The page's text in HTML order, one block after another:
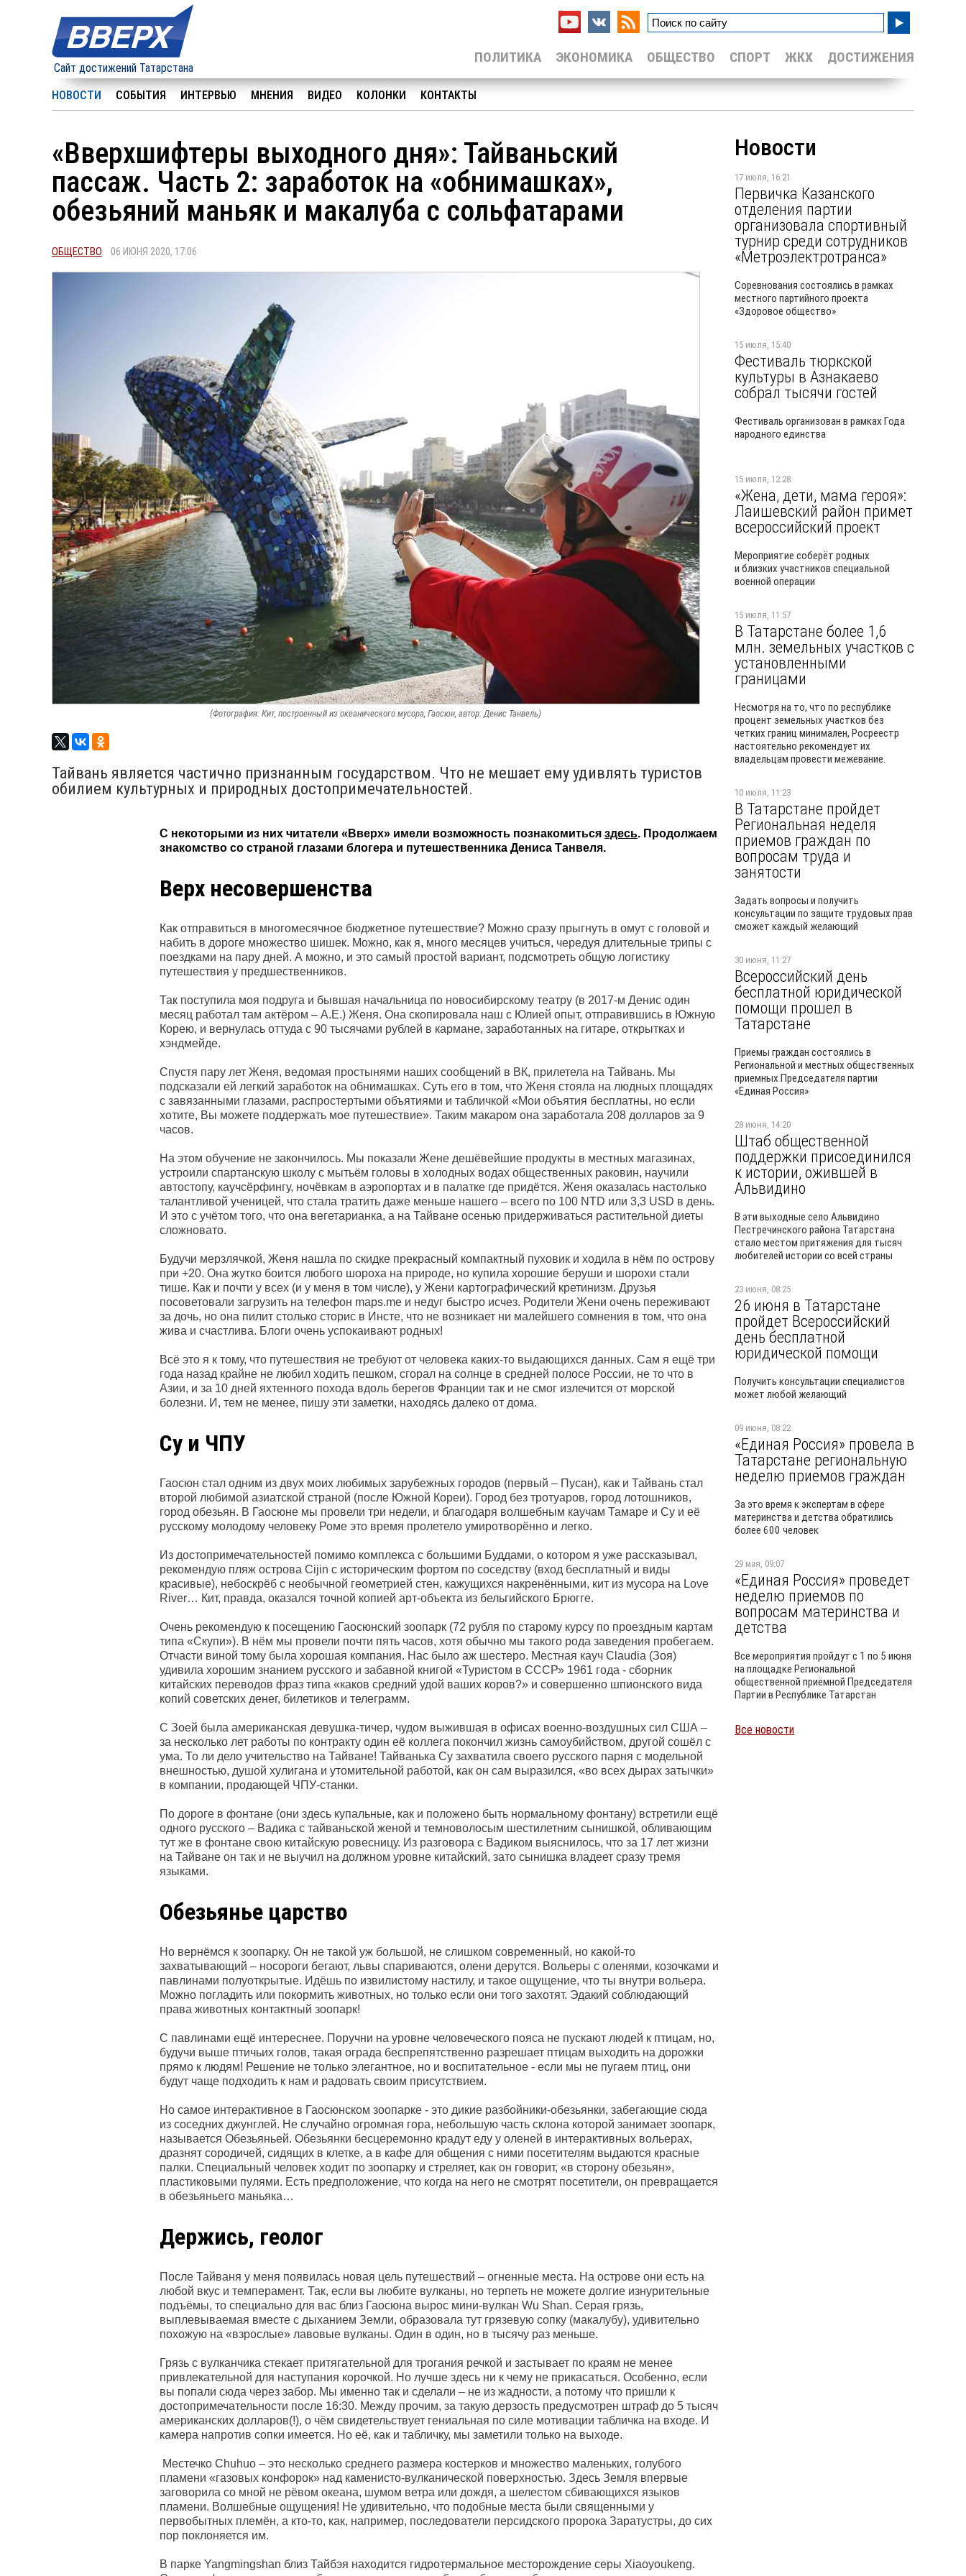
Сайт достижений Татарстана
ДОСТИЖЕНИЯ
ЖКХ
СПОРТ
ОБЩЕСТВО
ЭКОНОМИКА
ПОЛИТИКА
НОВОСТИ СОБЫТИЯ ИНТЕРВЬЮ МНЕНИЯ ВИДЕО КОЛОНКИ КОНТАКТЫ
«Вверхшифтеры выходного дня»: Тайваньский
пассаж. Часть 2: заработок на «обнимашках»,
обезьяний маньяк и макалуба с сольфатарами
ОБЩЕСТВО 06 ИЮНЯ 2020, 17:06
(Фотография: Кит, построенный из океанического мусора, Гаосюн, автор: Денис Танвель)
Тайвань является частично признанным государством. Что не мешает ему удивлять туристов
обилием культурных и природных достопримечательностей.
С некоторыми из них читатели «Вверх» имели возможность познакомиться здесь. Продолжаем
знакомство со страной глазами блогера и путешественника Дениса Танвеля.
Верх несовершенства
Как отправиться в многомесячное бюджетное путешествие? Можно сразу прыгнуть в омут с головой и
набить в дороге множество шишек. Можно, как я, много месяцев учиться, чередуя длительные трипы с
поездками на пару дней. А можно, и это самый простой вариант, подсмотреть общую логистику
путешествия у предшественников.
Так поступила моя подруга и бывшая начальница по новосибирскому театру (в 2017-м Денис один
месяц работал там актёром – А.Е.) Женя. Она скопировала наш с Юлией опыт, отправившись в Южную
Корею, и вернулась оттуда с 90 тысячами рублей в кармане, заработанных на гитаре, открытках и
хэндмейде.
Спустя пару лет Женя, ведомая простынями наших сообщений в ВК, прилетела на Тайвань. Мы
подсказали ей легкий заработок на обнимашках. Суть его в том, что Женя стояла на людных площадях
с завязанными глазами, распростертыми объятиями и табличкой «Мои объятия бесплатны, но если
хотите, Вы можете поддержать мое путешествие». Таким макаром она заработала 208 долларов за 9
часов.
На этом обучение не закончилось. Мы показали Жене дешёвейшие продукты в местных магазинах,
устроили спартанскую школу с мытьём головы в холодных водах общественных раковин, научили
автостопу, каучсёрфингу, ночёвкам в аэропортах и в палатке где придётся. Женя оказалась настолько
талантливой ученицей, что стала тратить даже меньше нашего – всего по 100 NTD или 3,3 USD в день.
И это с учётом того, что она вегетарианка, а на Тайване осенью придерживаться растительной диеты
сложновато.
Будучи мерзлячкой, Женя нашла по скидке прекрасный компактный пуховик и ходила в нём по острову
при +20. Она жутко боится любого шороха на природе, но купила хорошие беруши и шорохи стали
тише. Как и почти у всех (и у меня в том числе), у Жени картографический кретинизм. Друзья
посоветовали загрузить на телефон maps.me и недуг быстро исчез. Родители Жени очень переживают
за дочь, но она пилит столько сторис в Инсте, что не возникает ни малейшего сомнения в том, что она
жива и счастлива. Блоги очень успокаивают родных!
Всё это я к тому, что путешествия не требуют от человека каких-то выдающихся данных. Сам я ещё три
года назад крайне не любил ходить пешком, сгорал на солнце в средней полосе России, не то что в
Азии, и за 10 дней яхтенного похода вдоль берегов Франции так и не смог излечится от морской
болезни. И, тем не менее, пишу эти заметки, находясь далеко от дома.
Су и ЧПУ
Гаосюн стал одним из двух моих любимых зарубежных городов (первый – Пусан), как и Тайвань стал
второй любимой азиатской страной (после Южной Кореи). Город без тротуаров, город лотошников,
город обезьян. В Гаосюне мы провели три недели, и благодаря волшебным каучам Тамаре и Су и её
русскому молодому человеку Роме это время пролетело умиротворённо и легко.
Из достопримечательностей помимо комплекса с большими Буддами, о котором я уже рассказывал,
рекомендую пляж острова Cijin с историческим фортом по соседству (вход бесплатный и виды
красивые), небоскрёб с необычной геометрией стен, кажущихся накренёнными, кит из мусора на Love
River… Кит, правда, оказался точной копией арт-объекта из бельгийского Брюгге.
Очень рекомендую к посещению Гаосюнский зоопарк (72 рубля по старому курсу по проездным картам
типа «Скупи»). В нём мы провели почти пять часов, хотя обычно мы такого рода заведения пробегаем.
Отчасти виной тому была хорошая компания. Нас было аж шестеро. Местная кауч Claudia (Зоя)
удивила хорошим знанием русского и забавной книгой «Туристом в СССР» 1961 года - сборник
китайских переводов фраз типа «каков средний удой ваших коров?» и совершенно шпионского вида
копий советских денег, билетиков и телеграмм.
С Зоей была американская девушка-тичер, чудом выжившая в офисах военно-воздушных сил США –
за несколько лет работы по контракту один её коллега покончил жизнь самоубийством, другой сошёл с
ума. То ли дело учительство на Тайване! Тайванька Су захватила своего русского парня с модельной
внешностью, душой хулигана и утомительной работой, как он сам выразился, «во всех дырах затычки»
в компании, продающей ЧПУ-станки.
По дороге в фонтане (они здесь купальные, как и положено быть нормальному фонтану) встретили ещё
одного русского – Вадика с тайваньской женой и темноволосым шестилетним сынишкой, обливающим
тут же в фонтане свою китайскую ровесницу. Из разговора с Вадиком выяснилось, что за 17 лет жизни
на Тайване он так и не выучил на должном уровне китайский, зато сынишка владеет сразу тремя
языками.
Обезьянье царство
Но вернёмся к зоопарку. Он не такой уж большой, не слишком современный, но какой-то
захватывающий – носороги бегают, львы спариваются, олени дерутся. Вольеры с оленями, козочками и
павлинами полуоткрытые. Идёшь по извилистому настилу, и такое ощущение, что ты внутри вольера.
Можно погладить или покормить животных, но только если они того захотят. Эдакий соблюдающий
права животных контактный зоопарк!
С павлинами ещё интереснее. Поручни на уровне человеческого пояса не пускают людей к птицам, но,
будучи выше птичьих голов, такая ограда беспрепятственно разрешает птицам выходить на дорожки
прямо к людям! Решение не только элегантное, но и воспитательное - если мы не пугаем птиц, они
будут чаще подходить к нам и радовать своим присутствием.
Но самое интерактивное в Гаосюнском зоопарке - это дикие разбойники-обезьянки, забегающие сюда
из соседних джунглей. Не случайно огромная гора, небольшую часть склона которой занимает зоопарк,
называется Обезьяньей. Обезьянки бесцеремонно крадут еду у оленей в интерактивных вольерах,
дразнят сородичей, сидящих в клетке, а в кафе для общения с ними посетителям выдаются красные
палки. Специальный человек ходит по зоопарку и стреляет, как он говорит, «в сторону обезьян»,
пластиковыми пулями. Есть предположение, что когда на него не смотрят посетители, он превращается
в обезьяньего маньяка…
Держись, геолог
После Тайваня у меня появилась новая цель путешествий – огненные места. На острове они есть на
любой вкус и темперамент. Так, если вы любите вулканы, но терпеть не можете долгие изнурительные
подъёмы, то специально для вас близ Гаосюна вырос мини-вулкан Wu Shan. Серая грязь,
выплевываемая вместе с дыханием Земли, образовала тут грязевую сопку (макалубу), удивительно
похожую на «взрослые» лавовые вулканы. Один в один, но в тысячу раз меньше.
Грязь с вулканчика стекает притягательной для трогания речкой и застывает по краям не менее
привлекательной для наступания корочкой. Но лучше здесь ни к чему не прикасаться. Особенно, если
вы попали сюда через забор. Мы именно так и сделали – не из жадности, а потому что пришли к
достопримечательности после 16:30. Между прочим, за такую дерзость предусмотрен штраф до 5 тысяч
американских долларов(!), о чём свидетельствует гениальная по силе мотивации табличка на входе. И
камера напротив сопки имеется. Но её, как и табличку, мы заметили только на выходе.
Местечко Chuhuo – это несколько среднего размера костерков и множество маленьких, голубого
пламени «газовых конфорок» над каменисто-вулканической поверхностью. Здесь Земля впервые
заговорила со мной не рёвом океана, шумом ветра или дождя, а шелестом сбивающихся языков
пламени. Волшебные ощущения! Не удивительно, что подобные места были священными у
первобытных племён, а кто-то, как, например, последователи персидского пророка Заратустры, до сих
пор поклоняется им.
В парке Yangmingshan близ Тайбэя находится гидротермальное месторождение серы Xiaoyoukeng.
Новости
17 июля, 16:21
Первичка Казанского
отделения партии
организовала спортивный
турнир среди сотрудников
«Метроэлектротранса»
Соревнования состоялись в рамках
местного партийного проекта
«Здоровое общество»
15 июля, 15:40
Фестиваль тюркской
культуры в Азнакаево
собрал тысячи гостей
Фестиваль организован в рамках Года
народного единства
15 июля, 12:28
«Жена, дети, мама героя»:
Лаишевский район примет
всероссийский проект
Мероприятие соберёт родных
и близких участников специальной
военной операции
15 июля, 11:57
В Татарстане более 1,6
млн. земельных участков с
установленными
границами
Несмотря на то, что по республике
процент земельных участков без
четких границ минимален, Росреестр
настоятельно рекомендует их
владельцам провести межевание.
10 июля, 11:23
В Татарстане пройдет
Региональная неделя
приемов граждан по
вопросам труда и
занятости
Задать вопросы и получить
консультации по защите трудовых прав
сможет каждый желающий
30 июня, 11:27
Всероссийский день
бесплатной юридической
помощи прошел в
Татарстане
Приемы граждан состоялись в
Региональной и местных общественных
приемных Председателя партии
«Единая Россия»
28 июня, 14:20
Штаб общественной
поддержки присоединился
к истории, ожившей в
Альвидино
В эти выходные село Альвидино
Пестречинского района Татарстана
стало местом притяжения для тысяч
любителей истории со всей страны
23 июня, 08:25
26 июня в Татарстане
пройдет Всероссийский
день бесплатной
юридической помощи
Получить консультации специалистов
может любой желающий
09 июня, 08:22
«Единая Россия» провела в
Татарстане региональную
неделю приемов граждан
За это время к экспертам в сфере
материнства и детства обратились
более 600 человек
29 мая, 09:07
«Единая Россия» проведет
неделю приемов по
вопросам материнства и
детства
Все мероприятия пройдут с 1 по 5 июня
на площадке Региональной
общественной приёмной Председателя
Партии в Республике Татарстан
Все новости